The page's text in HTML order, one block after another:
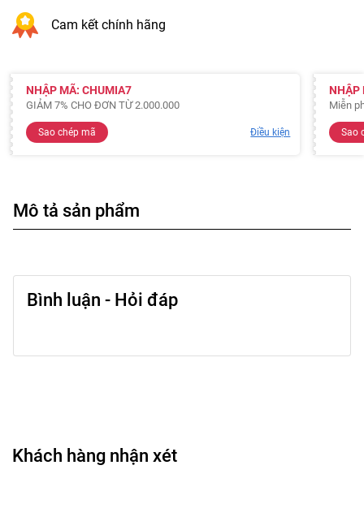
Cam kết chính hãng
NHẬP MÃ: CHUMIA7
GIẢM 7% CHO ĐƠN TỪ 2.000.000
Sao chép mã Điều kiện
NHẬP
Miễn
Sao
Mô tả sản phẩm
Bình luận - Hỏi đáp
Khách hàng nhận xét